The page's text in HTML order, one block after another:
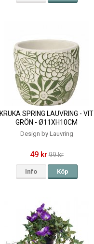
KRUKA SPRING LAUVRING - VIT
GRÖN - Ø11XH10CM
Design by Lauvring
49 kr99 kr
Info Köp